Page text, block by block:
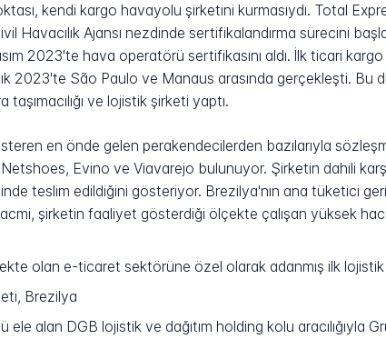
kendi kargo havayolu şirketini kurmasıydı. Total
Havacılık Ajansı nezdinde sertifikalandırma sürecini
2023'te hava operatörü sertifikasını aldı. İlk ticari
2023'te São Paulo ve Manaus arasında gerçekleşti.
ve lojistik şirketi yaptı.
en önde gelen perakendecilerden bazılarıyla
Evino ve Viavarejo bulunuyor. Şirketin dahili
teslim edildiğini gösteriyor. Brezilya'nın ana tüketici
şirketin faaliyet gösterdiği ölçekte çalışan yüksek
olan e-ticaret sektörüne özel olarak adanmış ilk lojistik
Brezilya
ele alan DGB lojistik ve dağıtım holding kolu aracılığıyla